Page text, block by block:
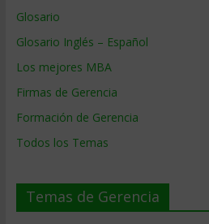
Glosario
Glosario Inglés – Español
Los mejores MBA
Firmas de Gerencia
Formación de Gerencia
Todos los Temas
Temas de Gerencia